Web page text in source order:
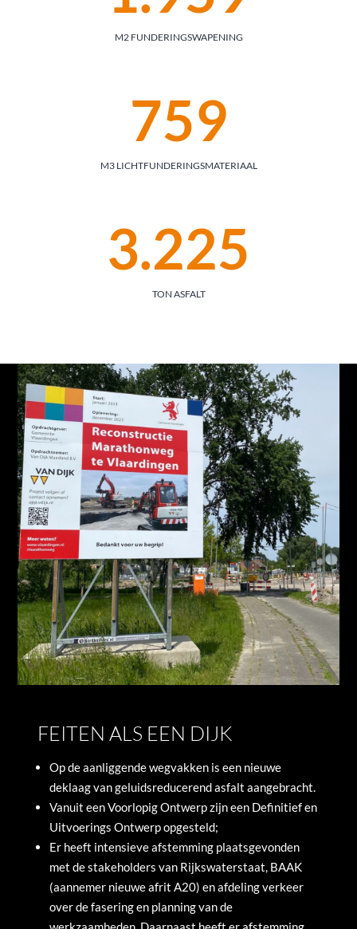
M2 FUNDERINGSWAPENING
759
M3 LICHTFUNDERINGSMATERIAAL
3.225
TON ASFALT
FEITEN ALS EEN DIJK
Op de aanliggende wegvakken is een nieuwe
deklaag van geluidsreducerend asfalt aangebracht.
Vanuit een Voorlopig Ontwerp zijn een Definitief en
Uitvoerings Ontwerp opgesteld;
Er heeft intensieve afstemming plaatsgevonden
met de stakeholders van Rijkswaterstaat, BAAK
(aannemer nieuwe afrit A20) en afdeling verkeer
over de fasering en planning van de